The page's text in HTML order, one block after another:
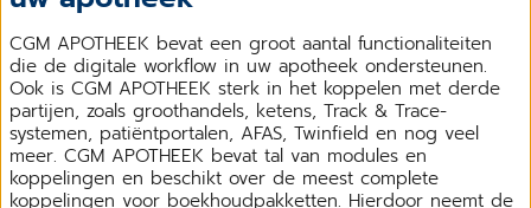
CGM APOTHEEK bevat een groot aantal functionaliteiten
die de digitale workflow in uw apotheek ondersteunen.
Ook is CGM APOTHEEK sterk in het koppelen met derde
partijen, zoals groothandels, ketens, Track & Trace-
systemen, patiëntportalen, AFAS, Twinfield en nog veel
meer. CGM APOTHEEK bevat tal van modules en
koppelingen en beschikt over de meest complete
koppelingen voor boekhoudpakketten. Hierdoor neemt de